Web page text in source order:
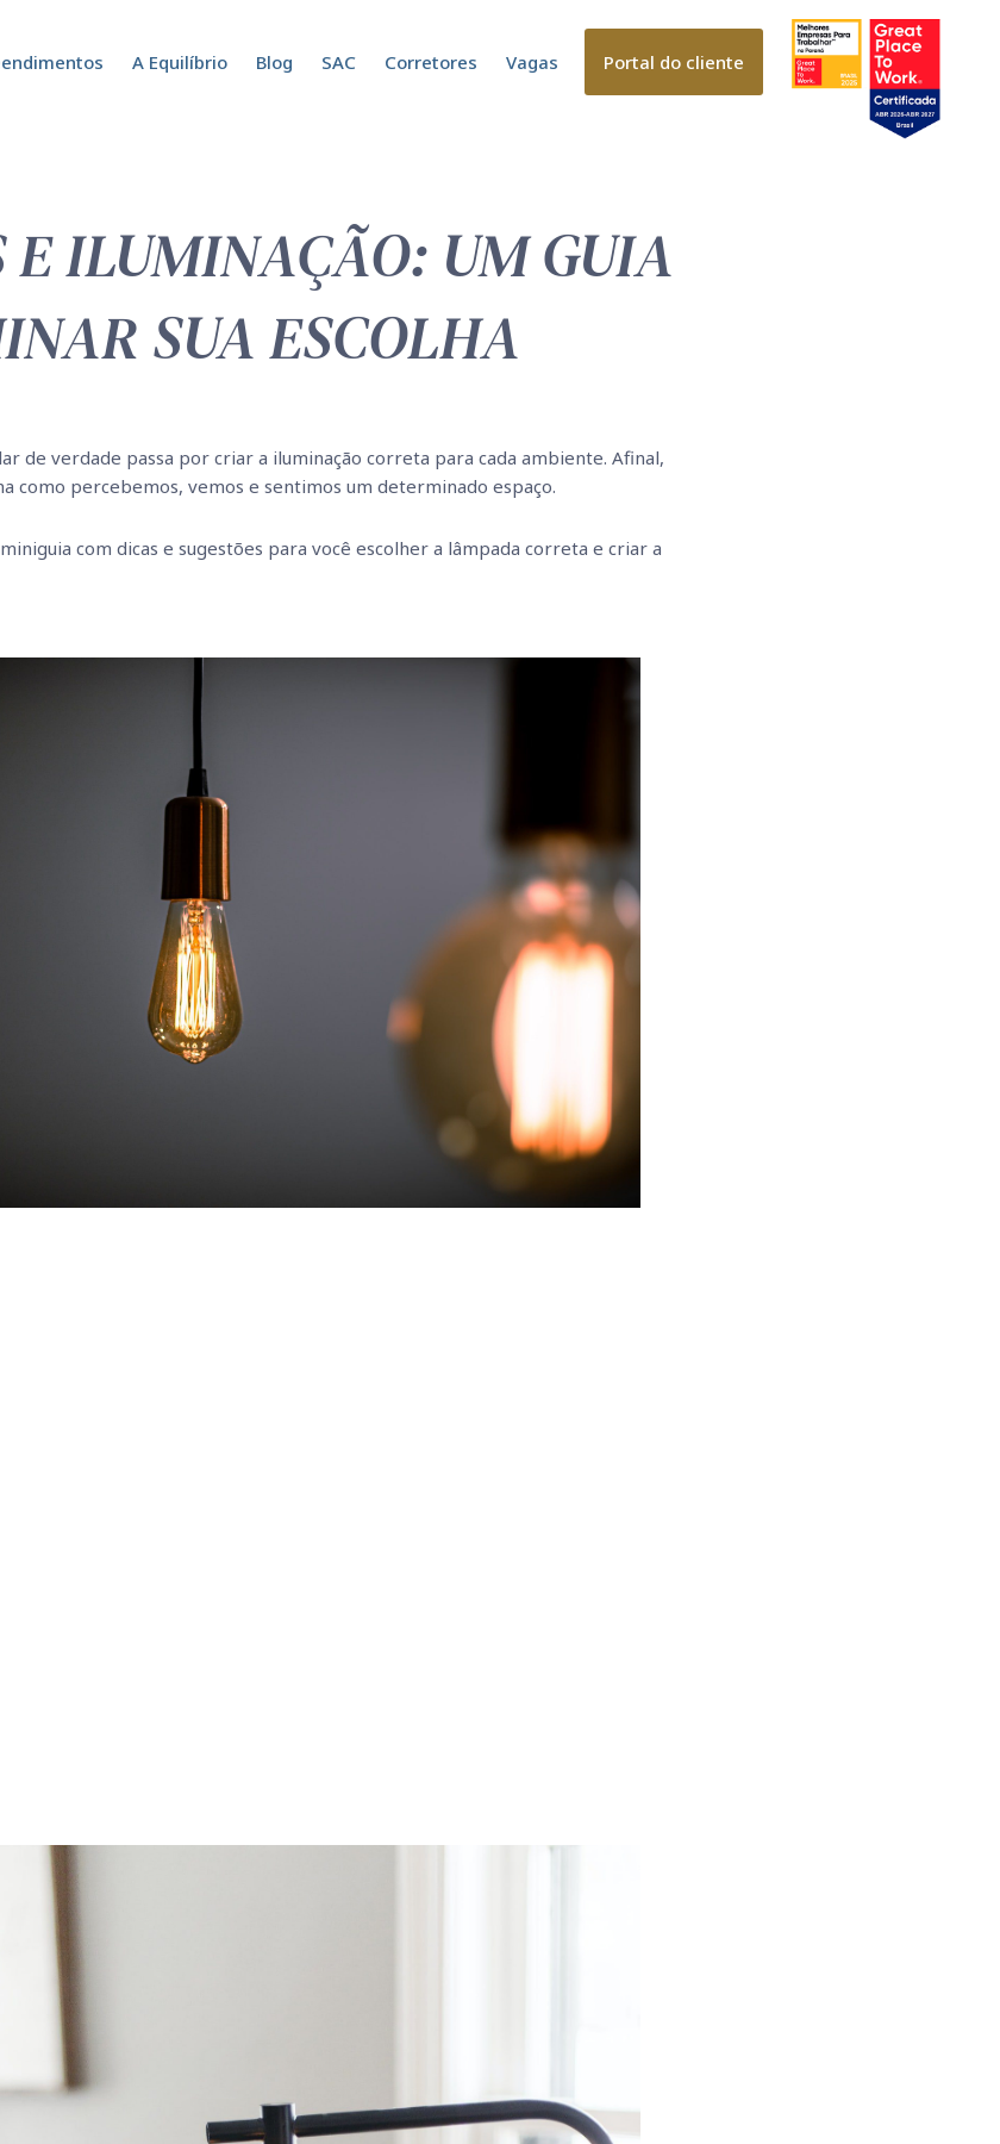
A Equilíbrio Blog SAC Corretores Vagas Portal do cliente
ILUMINAÇÃO: UM GUIA
SUA ESCOLHA
de verdade passa por criar a iluminação correta para cada ambiente. Afinal,
percebemos, vemos e sentimos um determinado espaço.
com dicas e sugestões para você escolher a lâmpada correta e criar a